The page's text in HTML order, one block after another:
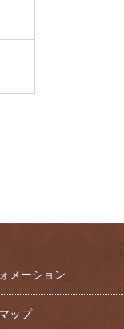
メーション
ップ